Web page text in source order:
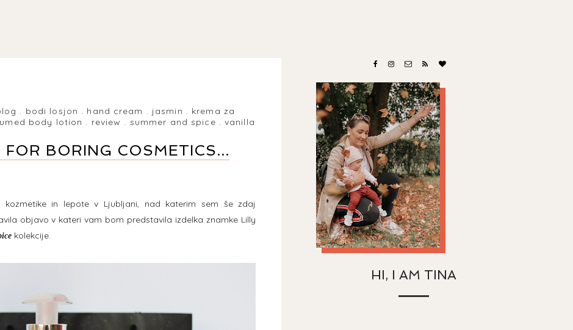
. bodi losjon . hand cream . jasmin . krema za
body lotion . review . summer and spice .vanilla
BORING COSMETICS...
kozmetike in lepote v Ljubljani, nad katerim sem še zdaj
objavo v kateri vam bom predstavila izdelka znamke Lilly
kolekcije.
HI, I AM TINA